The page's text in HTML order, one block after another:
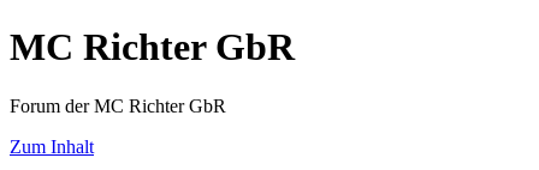
MC Richter GbR
Forum der MC Richter GbR
Zum Inhalt